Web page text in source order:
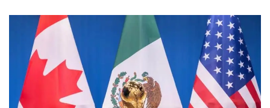
contenido